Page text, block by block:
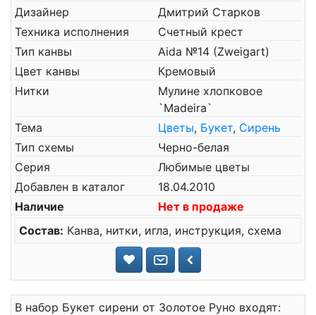
Дизайнер
Дмитрий Старков
Техника исполнения
Счетный крест
Тип канвы
Aida №14 (Zweigart)
Цвет канвы
Кремовый
Нитки
Мулине хлопковое
`Madeira`
Тема
Цветы, Букет, Сирень
Тип схемы
Черно-белая
Серия
Любимые цветы
Добавлен в каталог
18.04.2010
Наличие
Нет в продаже
Состав: Канва, нитки, игла, инструкция, схема
В набор Букет сирени от Золотое Руно входят: